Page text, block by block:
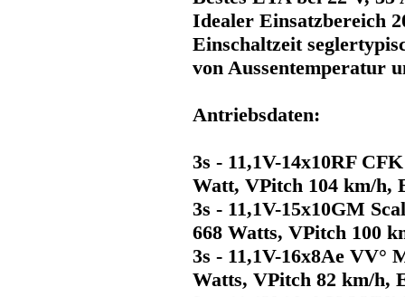
Idealer Einsatzbereich
Einschaltzeit
von Aussentemperatur
Antriebsdaten:
3s - 11,1V-14x10RF
Watt, VPitch 104 km/h,
3s - 11,1V-15x10GM
668 Watts, VPitch 100
3s - 11,1V-16x8Ae VV°
Watts, VPitch 82 km/h,